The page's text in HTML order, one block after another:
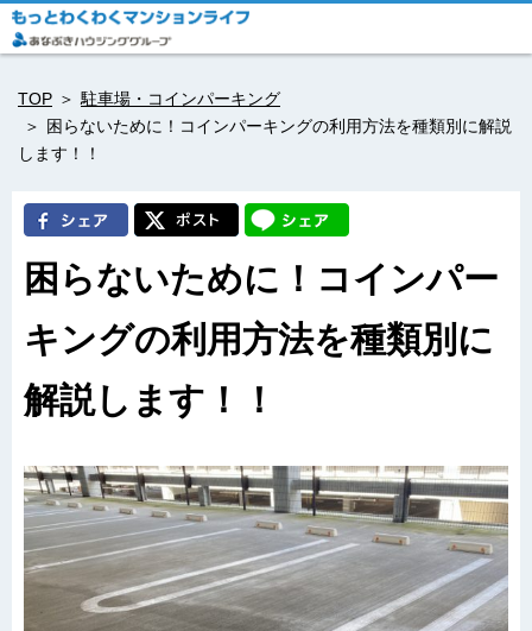
TOP
駐車場・コインパーキング
困らないために！コインパーキングの利用方法を種類別に解説
します！！
困らないために！コインパー
キングの利用方法を種類別に
解説します！！